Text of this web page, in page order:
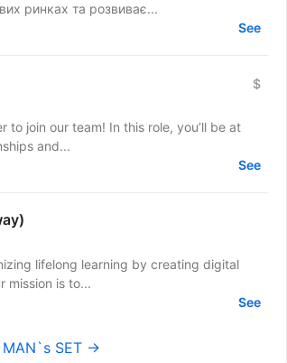
ринках та розвиває...
See
$
to join our team! In this role, you’ll be at
and...
See
lifelong learning by creating digital
mission is to...
See
SET →